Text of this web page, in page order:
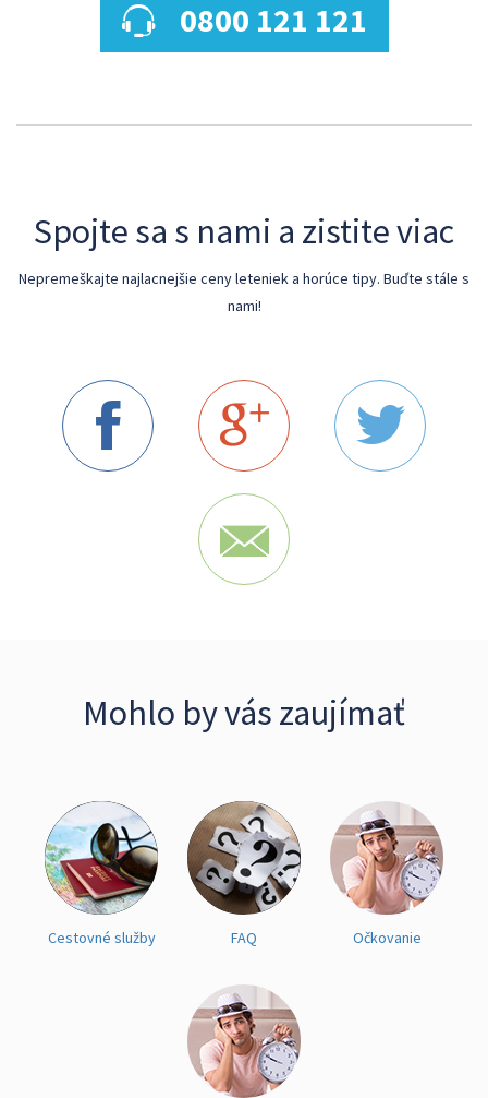
0800 121 121
Spojte sa s nami a zistite viac
Nepremeškajte najlacnejšie ceny leteniek a horúce tipy. Buďte stále s
nami!
Mohlo by vás zaujímať
Cestovné služby FAQ Očkovanie